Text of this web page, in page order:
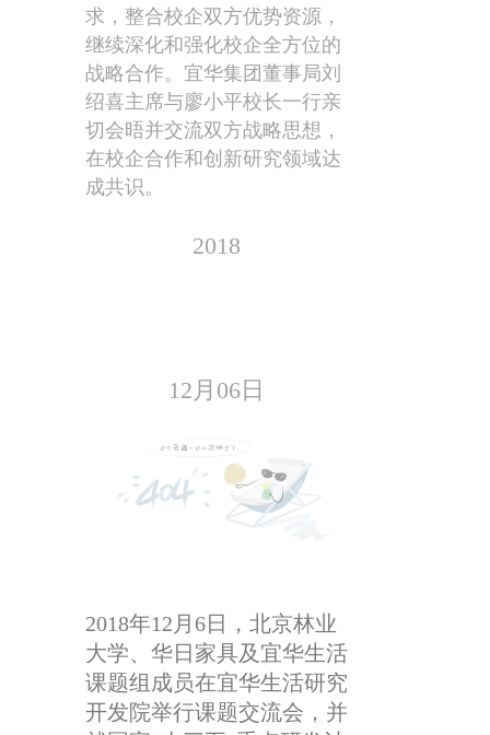
求，整合校企双方优势资源，
继续深化和强化校企全方位的
战略合作。宜华集团董事局刘
绍喜主席与廖小平校长一行亲
切会晤并交流双方战略思想，
在校企合作和创新研究领域达
成共识。
2018
12月06日
2018年12月6日，北京林业
大学、华日家具及宜华生活
课题组成员在宜华生活研究
开发院举行课题交流会，并